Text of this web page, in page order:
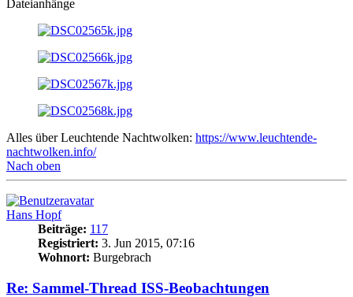
Dateianhänge
Alles über Leuchtende Nachtwolken: https://www.leuchtende-
nachtwolken.info/
Nach oben
Hans Hopf
Beiträge: 117
Registriert: 3. Jun 2015, 07:16
Wohnort: Burgebrach
Re: Sammel-Thread ISS-Beobachtungen